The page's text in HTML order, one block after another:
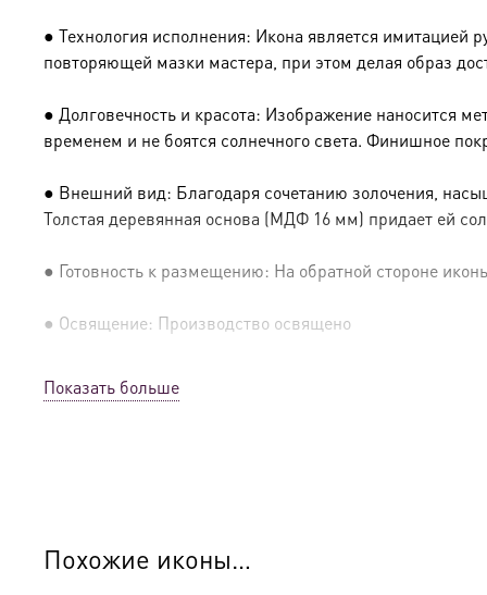
● Технология исполнения: Икона является имитацией
повторяющей мазки мастера, при этом делая образ
● Долговечность и красота: Изображение наносится
временем и не боятся солнечного света. Финишное
● Внешний вид: Благодаря сочетанию золочения,
Толстая деревянная основа (МДФ 16 мм) придает ей
● Готовность к размещению: На обратной стороне
● Освящение: Производство освящено
● Детали изготовления:
Показать больше
Похожие иконы…